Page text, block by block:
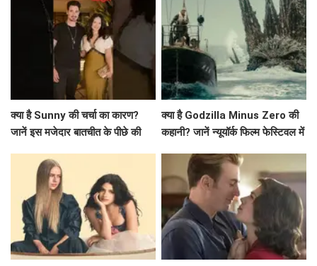
क्या है Sunny की चर्चा का कारण?
जानें इस मजेदार बातचीत के पीछे की
क्या है Godzilla Minus Zero की
कहानी? जानें न्यूयॉर्क फिल्म फेस्टिवल में